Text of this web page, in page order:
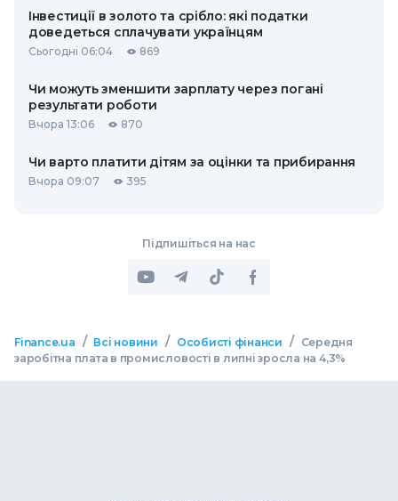
Інвестиції в золото та срібло: які податки
доведеться сплачувати українцям
Сьогодні 06:04 869
Чи можуть зменшити зарплату через погані
результати роботи
Вчора 13:06 870
Чи варто платити дітям за оцінки та прибирання
Вчора 09:07 395
Підпишіться на нас
Finance.ua / Всі новини / Особисті фінанси /
Середня
заробітна плата в промисловості в липні зросла на 4,3%